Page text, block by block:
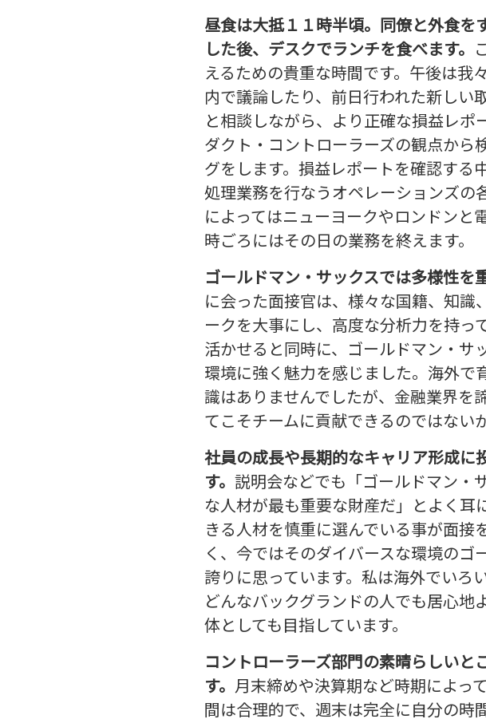
昼食は大抵１１時半頃。同僚と外食
した後、デスクでランチを食べます。
えるための貴重な時間です。午後は我
内で議論したり、前日行われた新しい
と相談しながら、より正確な損益レ
ダクト・コントローラーズの観点から
グをします。損益レポートを確認す
処理業務を行なうオペレーションズの
によってはニューヨークやロンドンと
時ごろにはその日の業務を終えます。
ゴールドマン・サックスでは多様性を
に会った面接官は、様々な国籍、知識
ークを大事にし、高度な分析力を持
活かせると同時に、ゴールドマン・サ
環境に強く魅力を感じました。海外
識はありませんでしたが、金融業界を
てこそチームに貢献できるのではない
社員の成長や長期的なキャリア形成に
す。 説明会などでも「ゴールドマン・
な人材が最も重要な財産だ」とよく
きる人材を慎重に選んでいる事が面
く、今ではそのダイバースな環境の
誇りに思っています。私は海外でいろ
どんなバックグランドの人でも居心
体としても目指しています。
コントローラーズ部門の素晴らしい
す。 月末締めや決算期など時期によっ
間は合理的で、週末は完全に自分の時